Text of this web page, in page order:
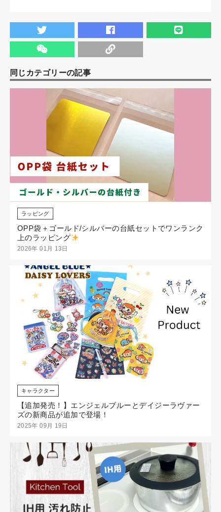
同じカテゴリーの記事
ラッピング
OPP袋＋ゴールド/シルバーの台紙セットでワンランク
上のラッピング
2026年 01月 13日
キャラクター
【追加発売！】エンジェルブルーとデイジーラヴァー
ズの新商品が追加で登場！
2025年 09月 19日